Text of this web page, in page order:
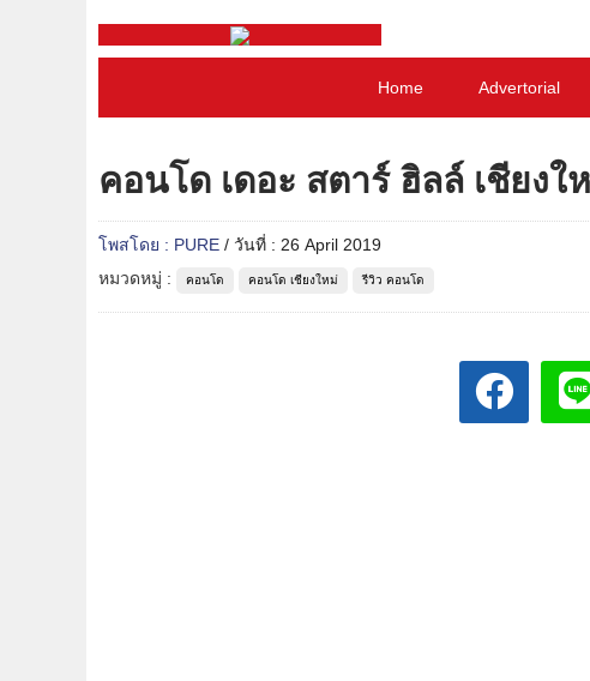
Home Advertorial
คอนโด เดอะ สตาร์ ฮิลล์ เชียง
โพสโดย : PURE / วันที่ : 26 April 2019
หมวดหมู่ :
คอนโด คอนโด เชียงใหม่ รีวิว คอนโด